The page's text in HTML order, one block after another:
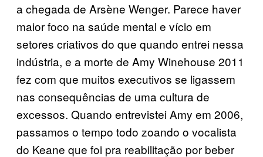
a chegada de Arsène Wenger. Parece haver
maior foco na saúde mental e vício em
setores criativos do que quando entrei nessa
indústria, e a morte de Amy Winehouse 2011
fez com que muitos executivos se ligassem
nas consequências de uma cultura de
excessos. Quando entrevistei Amy em 2006,
passamos o tempo todo zoando o vocalista
do Keane que foi pra reabilitação por beber